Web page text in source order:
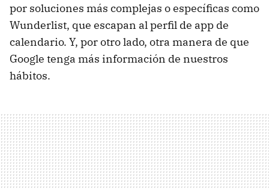
por soluciones más complejas o específicas como
Wunderlist, que escapan al perfil de app de
calendario. Y, por otro lado, otra manera de que
Google tenga más información de nuestros
hábitos.